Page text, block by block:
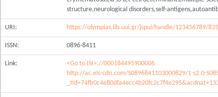
structure,neurological disorders,self-
URI: https://olympias.lib.uoi.gr/jspui/handle/123456789/
ISSN: 0896-8411
Link:
<Go to ISI>://000184495900006
http://ac.els-cdn.com/S0896841103000829/1-s2.0-